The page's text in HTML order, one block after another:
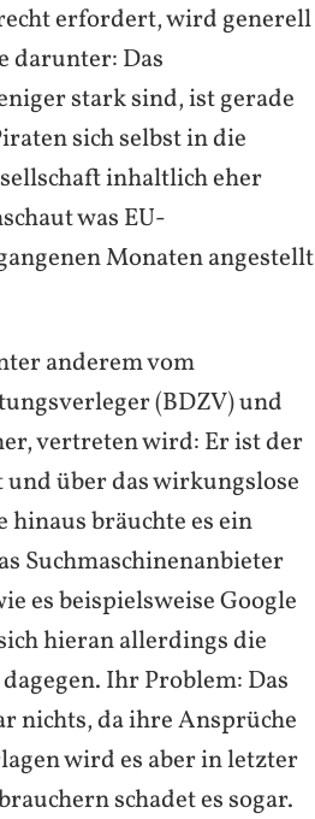
erfordert, wird generell
darunter: Das
stark sind, ist gerade
sich selbst in die
inhaltlich eher
was EU-
Monaten angestellt
anderem vom
(BDZV) und
vertreten wird: Er ist der
über das wirkungslose
bräuchte es ein
Suchmaschinenanbieter
es beispielsweise Google
hieran allerdings die
Ihr Problem: Das
nichts, da ihre Ansprüche
wird es aber in letzter
schadet es sogar.